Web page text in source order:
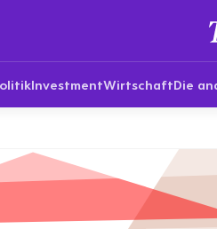
InvestmentWirtschaftDie